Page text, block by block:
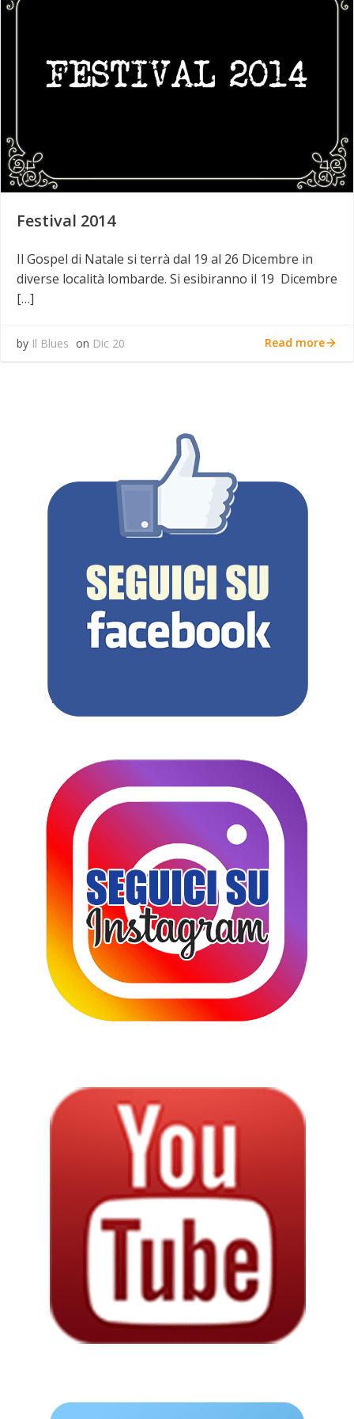
Festival 2014
Il Gospel di Natale si terrà dal 19 al 26 Dicembre in
diverse località lombarde. Si esibiranno il 19 Dicembre
[…]
by Il Blues on Dic 20 Read more